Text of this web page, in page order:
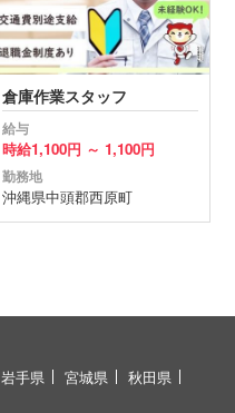
倉庫作業スタッフ
給与
時給1,100円 ～ 1,100円
勤務地
沖縄県中頭郡西原町
岩手県 宮城県
秋田県